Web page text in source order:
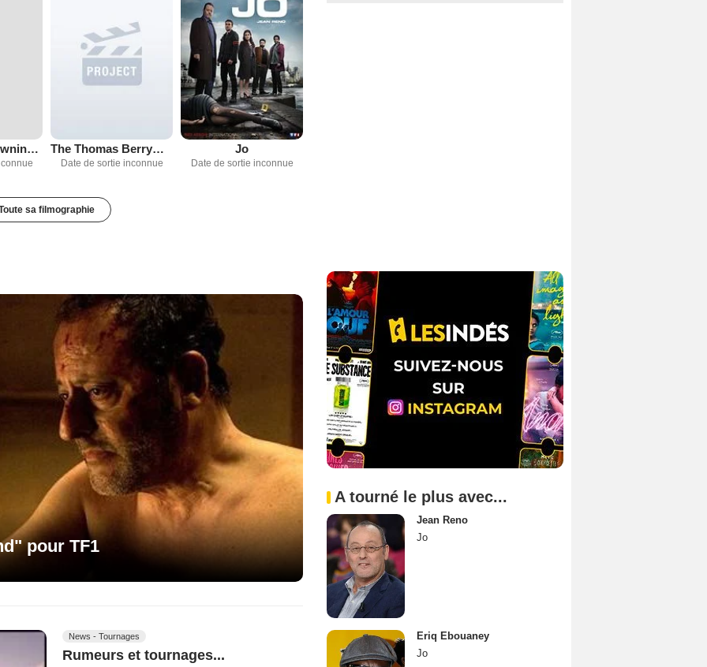
Above the Drowning Sea The Thomas Berryman Number
Date de sortie inconnue
Jo
Date de sortie inconnue
sa filmographie
pour TF1
News - Tournages
Rumeurs et tournages...
A tourné le plus avec...
Jean Reno
Jo
Eriq Ebouaney
Jo